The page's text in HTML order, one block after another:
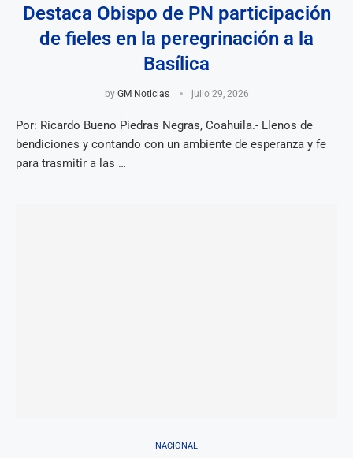
Destaca Obispo de PN participación
de fieles en la peregrinación a la
Basílica
by GM Noticias julio 29, 2026
Por: Ricardo Bueno Piedras Negras, Coahuila.- Llenos de
bendiciones y contando con un ambiente de esperanza y fe
para trasmitir a las …
NACIONAL